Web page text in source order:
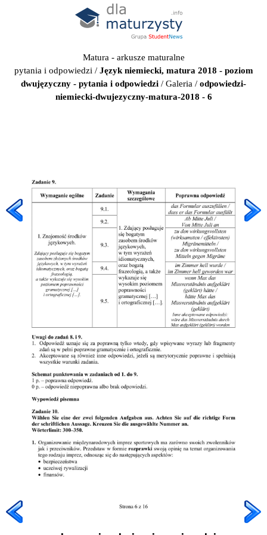
Matura - arkusze maturalne
pytania i odpowiedzi / Język niemiecki, matura 2018 - poziom
dwujęzyczny - pytania i odpowiedzi / Galeria / odpowiedzi-
niemiecki-dwujezyczny-matura-2018 - 6